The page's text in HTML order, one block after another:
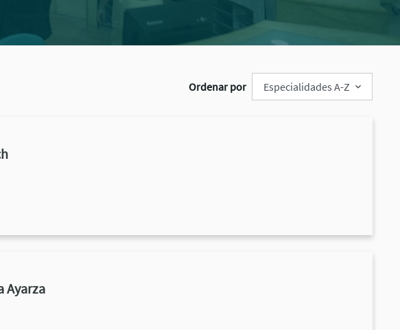
Ordenar por
Ayarza